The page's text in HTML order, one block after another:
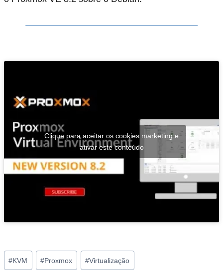
Clique para aceitar os cookies marketing e
ativar este conteúdo
Tags
do
#KVM #Proxmox #Virtualização